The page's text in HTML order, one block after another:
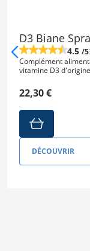
D3 Biane
4.5 /5
Complément
vitamine D3
22,30 €
DÉCOUVRIR